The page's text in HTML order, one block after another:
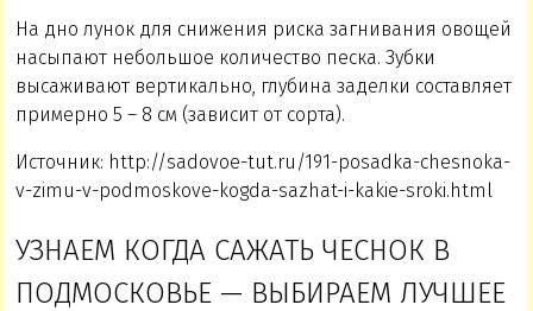
На дно лунок для снижения риска загнивания овощей
насыпают небольшое количество песка. Зубки
высаживают вертикально, глубина заделки составляет
примерно 5 – 8 см (зависит от сорта).
Источник: http://sadovoe-tut.ru/191-posadka-chesnoka-
v-zimu-v-podmoskove-kogda-sazhat-i-kakie-sroki.html
УЗНАЕМ КОГДА САЖАТЬ ЧЕСНОК В
ПОДМОСКОВЬЕ — ВЫБИРАЕМ ЛУЧШЕЕ